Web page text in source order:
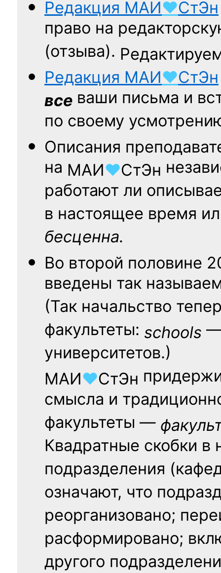
Редакция МАИ♥СтЭн
право на
(отзыва).
Редакция МАИ♥СтЭн
все ваши письма и
по своему
Описания
на МАИ♥СтЭн
работают ли
в настоящее время
бесценна.
Во второй половине
введены так
(Так начальство
факультеты: schools —
университетов.)
МАИ♥СтЭн
смысла и
факультеты —
Квадратные скобки в
подразделения
означают, что
реорганизовано;
расформировано;
другого